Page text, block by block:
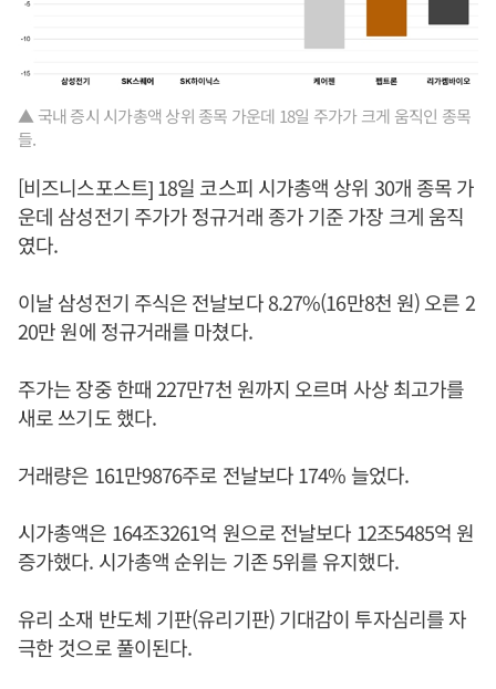
▲ 국내 증시 시가총액 상위 종목 가운데 18일 주가가 크게 움직인 종목
들.
[비즈니스포스트] 18일 코스피 시가총액 상위 30개 종목 가
운데 삼성전기 주가가 정규거래 종가 기준 가장 크게 움직
였다.
이날 삼성전기 주식은 전날보다 8.27%(16만8천 원) 오른 2
20만 원에 정규거래를 마쳤다.
주가는 장중 한때 227만7천 원까지 오르며 사상 최고가를
새로 쓰기도 했다.
거래량은 161만9876주로 전날보다 174% 늘었다.
시가총액은 164조3261억 원으로 전날보다 12조5485억 원
증가했다. 시가총액 순위는 기존 5위를 유지했다.
유리 소재 반도체 기판(유리기판) 기대감이 투자심리를 자
극한 것으로 풀이된다.